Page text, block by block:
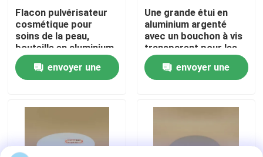
Nouvelles
Les affaires
Pulvérisateur de pompe de déclencheur
Flacon pulvérisateur
cosmétique pour
soins de la peau,
bouteille en aluminium
de haute qualité
envoyer une
Une grande étui en
aluminium argenté
avec un bouchon à vis
transparent pour les
cosmétiques
envoyer une